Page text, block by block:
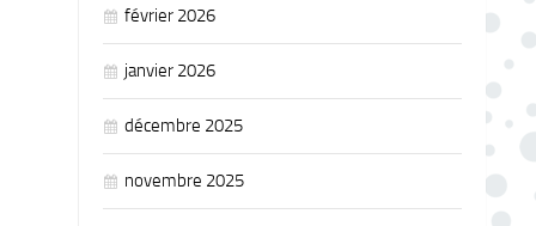
février 2026
janvier 2026
décembre 2025
novembre 2025